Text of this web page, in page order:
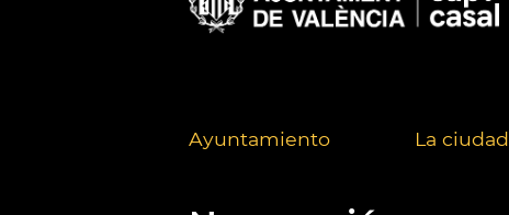
Ayuntamiento La ciudad